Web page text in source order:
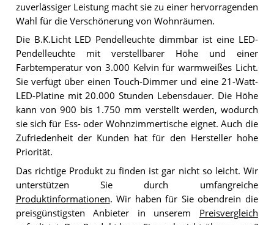
zuverlässiger Leistung macht sie zu einer hervorragenden
Wahl für die Verschönerung von Wohnräumen.
Die B.K.Licht LED Pendelleuchte dimmbar ist eine LED-
Pendelleuchte mit verstellbarer Höhe und einer
Farbtemperatur von 3.000 Kelvin für warmweißes Licht.
Sie verfügt über einen Touch-Dimmer und eine 21-Watt-
LED-Platine mit 20.000 Stunden Lebensdauer. Die Höhe
kann von 900 bis 1.750 mm verstellt werden, wodurch
sie sich für Ess- oder Wohnzimmertische eignet. Auch die
Zufriedenheit der Kunden hat für den Hersteller hohe
Priorität.
Das richtige Produkt zu finden ist gar nicht so leicht. Wir
unterstützen Sie durch umfangreiche
Produktinformationen. Wir haben für Sie obendrein die
preisgünstigsten Anbieter in unserem Preisvergleich